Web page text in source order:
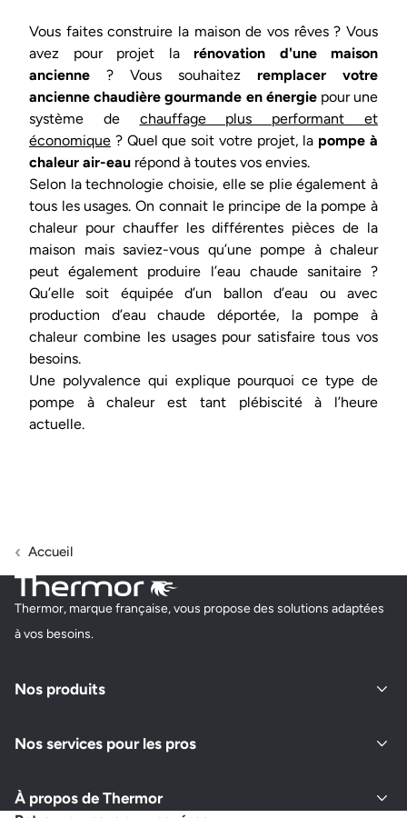
Vous faites construire la maison de vos rêves ? Vous
avez pour projet la rénovation d'une maison
ancienne ? Vous souhaitez remplacer votre
ancienne chaudière gourmande en énergiepour une
système de chauffage plus performant et
économique ? Quel que soit votre projet, la pompe à
chaleur air-eau répond à toutes vos envies.
Selon la technologie choisie, elle se plie également à
tous les usages. On connait le principe de la pompe à
chaleur pour chauffer les différentes pièces de la
maison mais saviez-vous qu’une pompe à chaleur
peut également produire l’eau chaude sanitaire ?
Qu’elle soit équipée d’un ballon d’eau ou avec
production d’eau chaude déportée, la pompe à
chaleur combine les usages pour satisfaire tous vos
besoins.
Une polyvalence qui explique pourquoi ce type de
pompe à chaleur est tant plébiscité à l’heure
actuelle.
Accueil
Thermor, marque française, vous propose des solutions adaptées
à vos besoins.
Nos produits
Nos services pour les pros
À propos de Thermor